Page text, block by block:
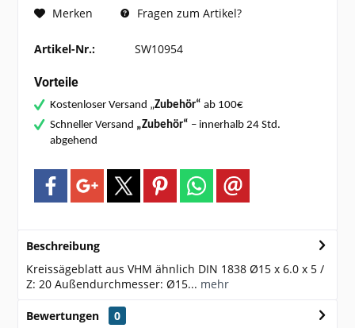
Merken Fragen zum Artikel?
Artikel-Nr.: SW10954
Vorteile
Kostenloser Versand „Zubehör“ ab 100€
Schneller Versand „Zubehör“ – innerhalb 24 Std.
abgehend
Beschreibung
Kreissägeblatt aus VHM ähnlich DIN 1838 Ø15 x 6.0 x 5 /
Z: 20 Außendurchmesser: Ø15... mehr
Bewertungen
0